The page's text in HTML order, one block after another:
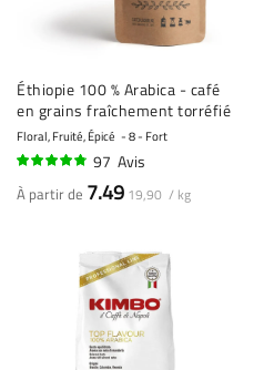
Éthiopie 100 % Arabica - café
en grains fraîchement torréfié
Floral, Fruité, Épicé 8 - Fort
97 Avis
À partir de 7.49 19,90 / kg